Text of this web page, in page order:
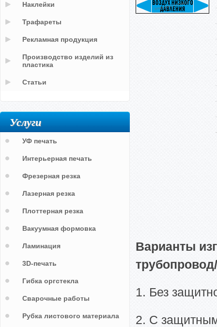
Варианты
1. Без
2. С
Наклейки
Трафареты
Рекламная продукция
Производство изделий из
пластика
Статьи
Услуги
УФ печать
Интерьерная печать
Фрезерная резка
Лазерная резка
Плоттерная резка
Вакуумная формовка
Ламинация
3D-печать
Гибка оргстекла
Сварочные работы
Рубка листового материала